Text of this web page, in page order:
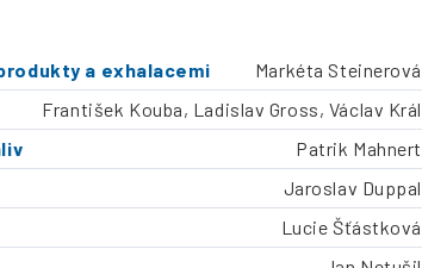
a exhalacemi
Markéta Steinerová
František Kouba, Ladislav Gross, Václav Král
Patrik Mahnert
Jaroslav Duppal
Lucie Šťástková